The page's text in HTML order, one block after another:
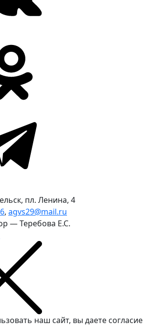
пл. Ленина, 4
, agvs29@mail.ru
— Теребова Е.С.
наш сайт, вы даете согласие